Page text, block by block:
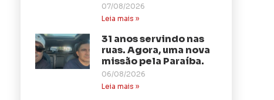
07/08/2026
Leia mais »
31 anos servindo nas
ruas. Agora, uma nova
missão pela Paraíba.
06/08/2026
Leia mais »